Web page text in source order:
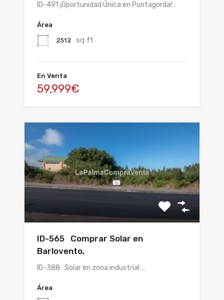
ID-491 ¡Oportunidad Única en Puntagorda!…
Área
2512 sq ft
En Venta
59,999€
ID-565 Comprar Solar en
Barlovento,
ID-388 Solar en zona industrial …
Área